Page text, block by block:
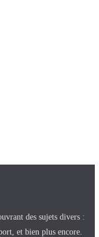
des sujets divers :
et bien plus encore.